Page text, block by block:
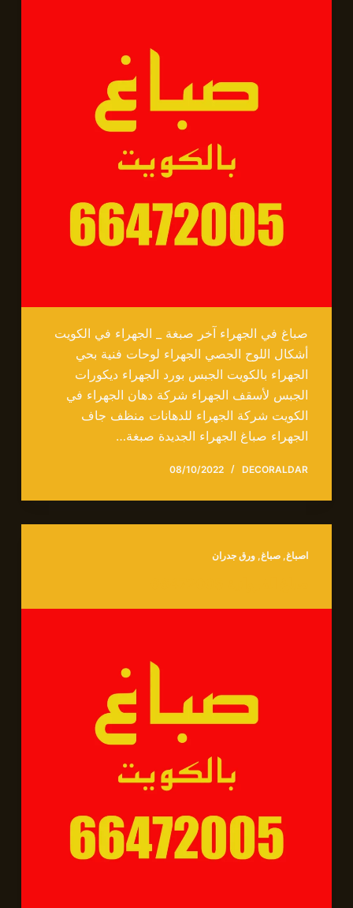
صباغ في الجهراء آخر صبغة _ الجهراء في الكويت
أشكال اللوح الجصي الجهراء لوحات فنية بحي
الجهراء بالكويت الجبس بورد الجهراء ديكورات
الجبس لأسقف الجهراء شركة دهان الجهراء في
الكويت شركة الجهراء للدهانات منظف جاف
الجهراء صباغ الجهراء الجديدة صبغة…
DECORALDAR
08/10/2022
اصباغ, صباغ, ورق جدران